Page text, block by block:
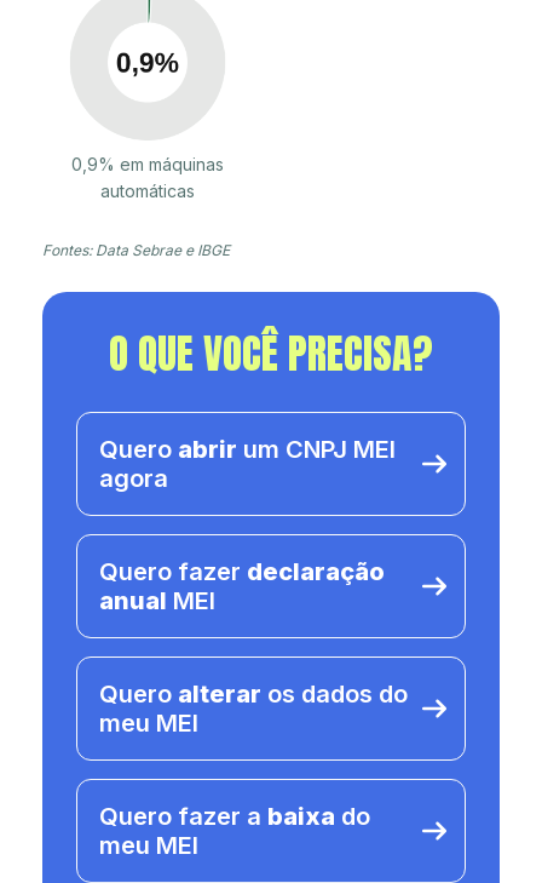
0,9% em máquinas
automáticas
Fontes: Data Sebrae e IBGE
O QUE VOCÊ PRECISA?
Quero abrir um CNPJ MEI
agora
Quero fazer declaração
anual MEI
Quero alterar os dados do
meu MEI
Quero fazer a baixa do
meu MEI